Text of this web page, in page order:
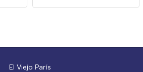
El Viejo París